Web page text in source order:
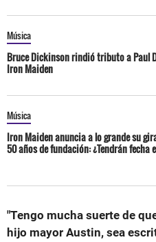
Música
Bruce Dickinson rindió tributo a Paul
Iron Maiden
Música
Iron Maiden anuncia a lo grande su
50 años de fundación: ¿Tendrán fecha
"Tengo mucha suerte de
hijo mayor Austin, sea